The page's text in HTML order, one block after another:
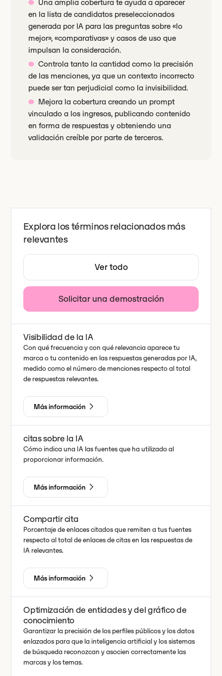
Una amplia cobertura te ayuda a aparecer
en la lista de candidatos preseleccionados
generada por IA para las preguntas sobre «lo
mejor», «comparativas» y casos de uso que
impulsan la consideración.
Controla tanto la cantidad como la precisión
de las menciones, ya que un contexto incorrecto
puede ser tan perjudicial como la invisibilidad.
Mejora la cobertura creando un prompt
vinculado a los ingresos, publicando contenido
en forma de respuestas y obteniendo una
validación creíble por parte de terceros.
Explora los términos relacionados más
relevantes
Ver todo
Solicitar una demostración
Visibilidad de la IA
Con qué frecuencia y con qué relevancia aparece tu
marca o tu contenido en las respuestas generadas por IA,
medido como el número de menciones respecto al total
de respuestas relevantes.
Más información
citas sobre la IA
Cómo indica una IA las fuentes que ha utilizado al
proporcionar información.
Más información
Compartir cita
Porcentaje de enlaces citados que remiten a tus fuentes
respecto al total de enlaces de citas en las respuestas de
IA relevantes.
Más información
Optimización de entidades y del gráfico de
conocimiento
Garantizar la precisión de los perfiles públicos y los datos
enlazados para que la inteligencia artificial y los sistemas
de búsqueda reconozcan y asocien correctamente las
marcas y los temas.